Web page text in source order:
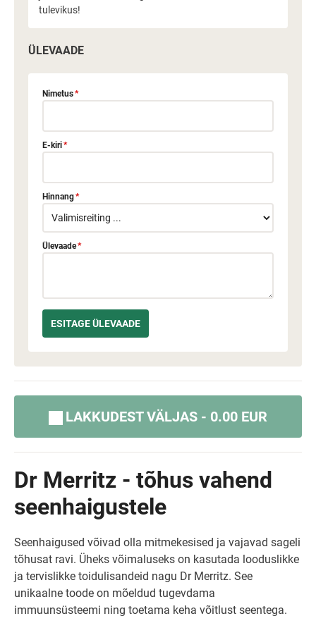
tulevikus!
ÜLEVAADE
Nimetus*
E-kiri*
Hinnang*
Ülevaade*
LAKKUDEST VÄLJAS - 0.00 EUR
Dr Merritz - tõhus vahend
seenhaigustele
Seenhaigused võivad olla mitmekesised ja vajavad sageli
tõhusat ravi. Üheks võimaluseks on kasutada looduslikke
ja tervislikke toidulisandeid nagu Dr Merritz. See
unikaalne toode on mõeldud tugevdama
immuunsüsteemi ning toetama keha võitlust seentega.